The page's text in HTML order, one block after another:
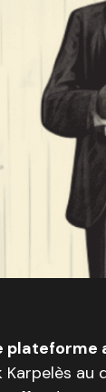
plateforme
au